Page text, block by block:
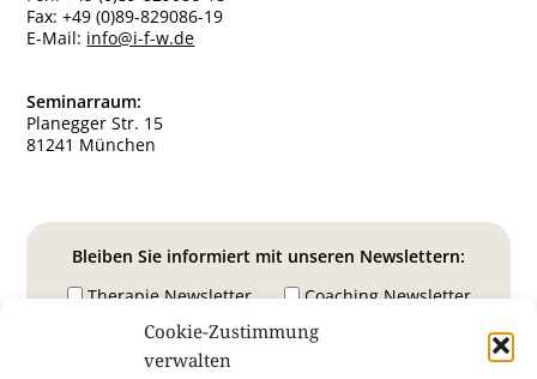
Cookie-Zustimmung
verwalten
Fax:+49 (0)89-829086-19
E-Mail: info@i-f-w.de
Seminarraum:
Planegger Str. 15
81241 München
Bleiben Sie informiert mit unseren Newslettern:
Therapie Newsletter
Coaching Newsletter